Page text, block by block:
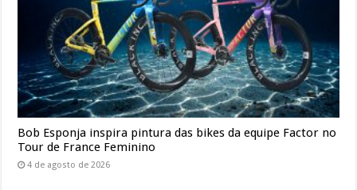
Bob Esponja inspira pintura das bikes da equipe Factor no
Tour de France Feminino
4 de agosto de 2026